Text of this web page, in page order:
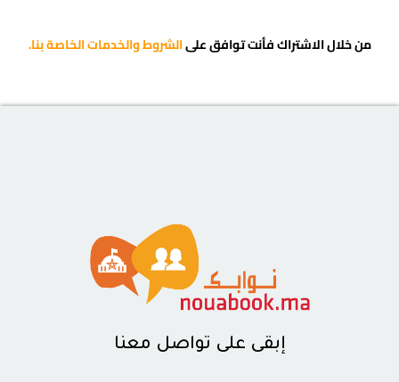
من خلال الاشتراك فأنت توافق علىالشروط والخدمات الخاصة بنا.
إبقى على تواصل معنا